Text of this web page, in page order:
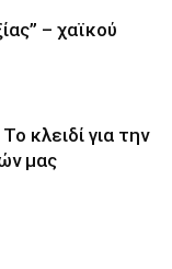
– χαϊκού
κλειδί για την
µας